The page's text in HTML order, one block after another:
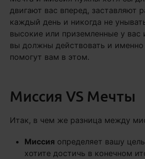
двигают вас вперед, заставляют
каждый день и никогда не
высокие или приземленные у вас
вы должны действовать и
помогут вам в этом.
Миссия VS Мечты
Итак, в чем же разница между
Миссия определяет вашу
хотите достичь в конечном